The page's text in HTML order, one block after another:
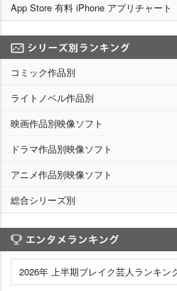
App Store 有料 iPhone アプリチャート
コミック作品別
ライトノベル作品別
映画作品別映像ソフト
ドラマ作品別映像ソフト
アニメ作品別映像ソフト
総合シリーズ別
2026年 上半期ブレイク芸人ランキン